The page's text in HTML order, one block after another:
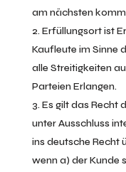
am nächsten
Erfüllungsort ist
Kaufleute im Sinne
alle Streitigkeiten
Parteien Erlangen.
Es gilt das Recht
unter Ausschluss
ins deutsche Recht
wenn a) der Kunde